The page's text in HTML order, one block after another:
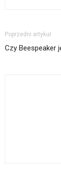
Poprzedni artykuł
Czy Beespeaker